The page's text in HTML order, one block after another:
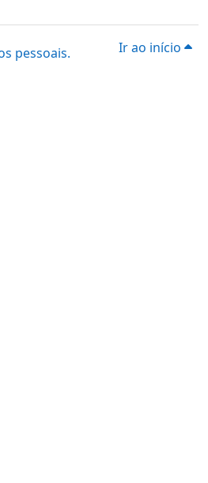
pessoais. Ir ao início